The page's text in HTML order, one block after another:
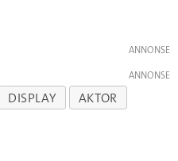
DISPLAY
AKTOR